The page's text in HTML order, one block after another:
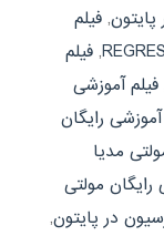
, فیلم
, فیلم
فیلم آموزشی
رایگان
مدیا
رایگان مولتی
در پایتون,